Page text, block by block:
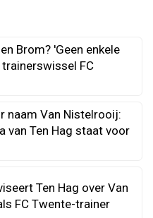
Brom? 'Geen enkele
FC
naam Van Nistelrooij:
van Ten Hag staat voor
Ten Hag over Van
FC Twente-trainer